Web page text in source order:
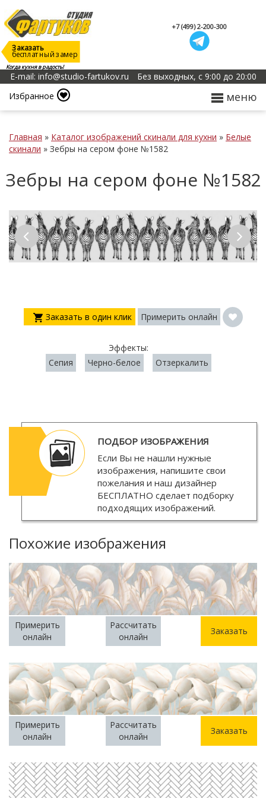
Когда кухня в радость!
Заказать
бесплатный замер
+7 (499) 2-200-300
E-mail: info@studio-fartukov.ru
Без выходных, с 9:00 до 20:00
Избранное
меню
Главная » Каталог изображений скинали для кухни » Белые
скинали » Зебры на сером фоне №1582
Зебры на сером фоне №1582
Заказать в один клик Примерить онлайн
Эффекты:
Сепия
Черно-белое Отзеркалить
ПОДБОР ИЗОБРАЖЕНИЯ
Если Вы не нашли нужные
изображения, напишите свои
пожелания и наш дизайнер
БЕСПЛАТНО сделает подборку
подходящих изображений.
Похожие изображения
Примерить
онлайн
Рассчитать
онлайн
Заказать
Примерить
онлайн
Рассчитать
онлайн
Заказать